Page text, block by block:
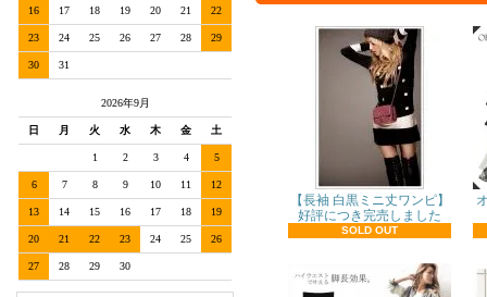
16 17 18 19 20 21 22
23 24 25 26 27 28 29
30 31
2026年9月
日 月 火 水 木 金 土
1 2 3 4 5
6 7 8 9 10 11 12
13 14 15 16 17 18 19
20 21 22 23 24 25 26
27 28 29 30
【長袖 白黒ミニ丈ワンピ】
好評につき完売しました
SOLD OUT